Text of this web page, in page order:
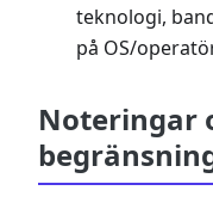
teknologi,
på OS/
Noteringar